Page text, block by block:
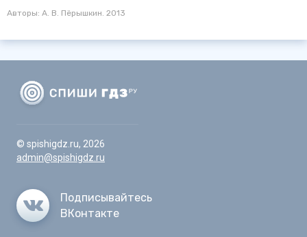
Авторы: А. В. Пёрышкин. 2013
© spishigdz.ru, 2026
admin@spishigdz.ru
Подписывайтесь
ВКонтакте